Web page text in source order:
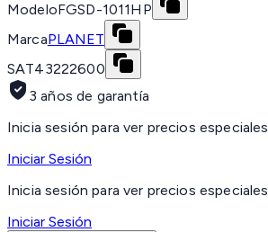
ModeloFGSD-1011HP
MarcaPLANET
SAT43222600
3 años de garantía
Inicia sesión para ver precios especiales
Iniciar Sesión
Inicia sesión para ver precios especiales
Iniciar Sesión